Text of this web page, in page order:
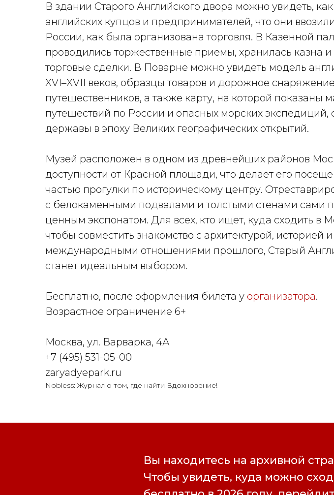
В здании Старого Английского двора можно увидеть,
английских купцов и предпринимателей, что они
России, как была организована торговля. В Казенной
проводились торжественные приемы, хранилась казна
торговые сделки. В Поварне можно увидеть модель
XVI–XVII веков, образцы товаров и дорожное
путешественников, а также карту, на которой показаны
путешествий по России и опасных морских экспедиций,
державы в эпоху Великих географических открытий.
Музей расположен в одном из древнейших районов
доступности от Красной площади, что делает его
частью прогулки по историческому центру.
с белокаменными подвалами и толстыми стенами сами
ценным экспонатом. Для всех, кто ищет, куда сходить в
чтобы совместить знакомство с архитектурой, историей и
международными отношениями прошлого, Старый
станет идеальным выбором.
Бесплатно, после оформления билета у организатора.
Возрастное ограничение 6+
Москва, ул. Варварка, 4А
+7 (495) 531-05-00
zaryadyepark.ru
Nobless: Журнал о том, где найти Вдохновение!
Вы находитесь на архивной
Чтобы увидеть, куда можно